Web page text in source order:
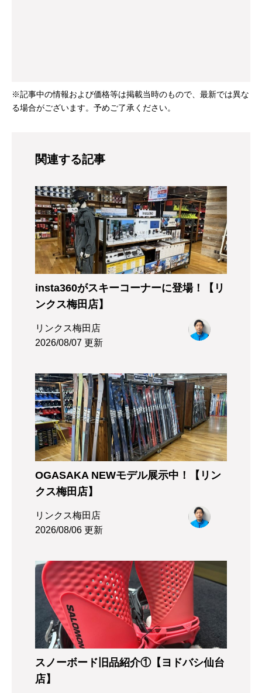
※記事中の情報および価格等は掲載当時のもので、最新では異な
る場合がございます。予めご了承ください。
関連する記事
insta360がスキーコーナーに登場！【リ
ンクス梅田店】
リンクス梅田店
2026/08/07 更新
OGASAKA NEWモデル展示中！【リン
クス梅田店】
リンクス梅田店
2026/08/06 更新
スノーボード旧品紹介①【ヨドバシ仙台
店】